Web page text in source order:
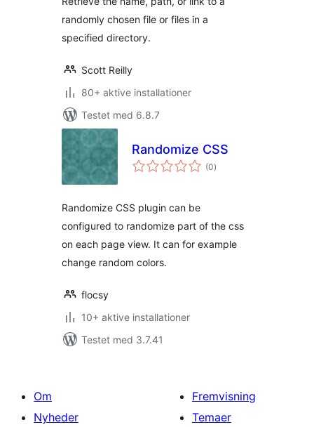
randomly chosen file or files in a
specified directory.
Scott Reilly
80+ aktive installationer
Testet med 6.8.7
Randomize CSS
(0totale
bedømmelser
)
Randomize CSS plugin can be
configured to randomize part of the css
on each page view. It can for example
change random colors.
flocsy
10+ aktive installationer
Testet med 3.7.41
Om
Nyheder
Fremvisning
Temaer